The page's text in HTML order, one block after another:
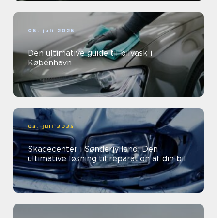
06. juli 2025
Den ultimative guide til bilvask i
København
03. juli 2025
Skadecenter i Sønderjylland: Den
ultimative løsning til reparation af din bil